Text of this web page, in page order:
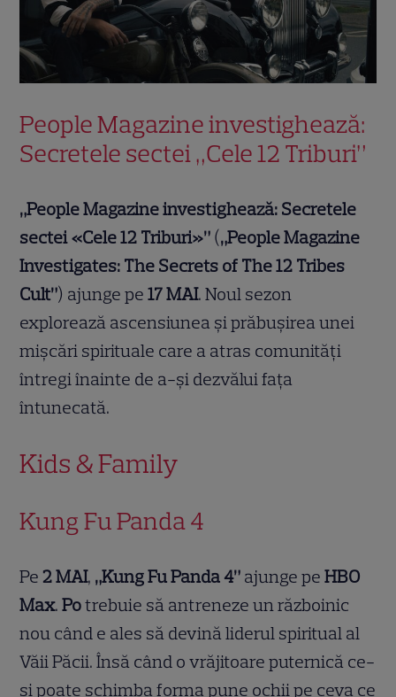
People Magazine investighează:
Secretele sectei „Cele 12 Triburi”
„People Magazine investighează: Secretele
sectei «Cele 12 Triburi»” („People Magazine
Investigates: The Secrets of The 12 Tribes
Cult”) ajunge pe17 MAI. Noul sezon
explorează ascensiunea și prăbușirea unei
mișcări spirituale care a atras comunități
întregi înainte de a-și dezvălui fața
întunecată.
Kids & Family
Kung Fu Panda 4
Pe 2 MAI, „Kung Fu Panda 4” ajunge peHBO
Max.Potrebuie să antreneze un războinic
nou când e ales să devină liderul spiritual al
Văii Păcii. Însă când o vrăjitoare puternică ce-
și poate schimba forma pune ochii pe ceva ce